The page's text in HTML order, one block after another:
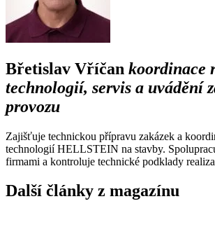
Břetislav Vříčan koordinace
technologií, servis a uvádění
provozu
Zajišťuje technickou přípravu zakázek a
technologií HELLSTEIN na stavby.
firmami a kontroluje technické podklady
Další články z magazínu
Cenová nabídka Domácí čističky
Powered by chaterimo